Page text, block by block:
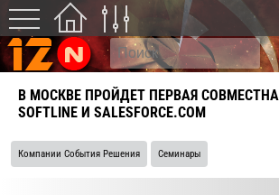
В МОСКВЕ ПРОЙДЕТ ПЕРВАЯ
SOFTLINE И SALESFORCE.COM
Компании События Решения Семинары